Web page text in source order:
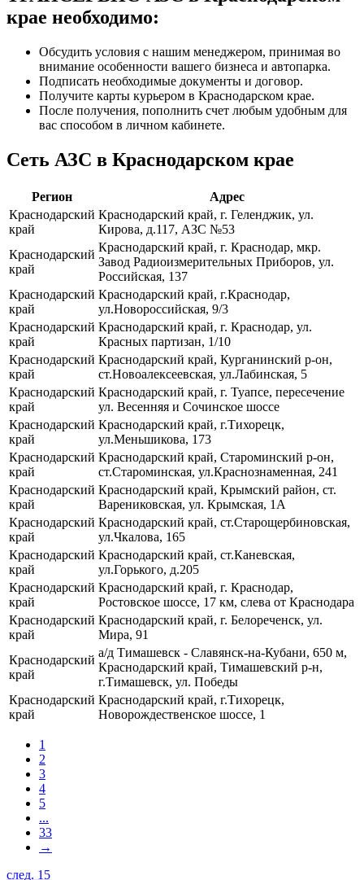
крае необходимо:
Обсудить условия с нашим менеджером, принимая во
внимание особенности вашего бизнеса и автопарка.
Подписать необходимые документы и договор.
Получите карты курьером в Краснодарском крае.
После получения, пополнить счет любым удобным для
вас способом в личном кабинете.
Сеть АЗС в Краснодарском крае
Регион
Адрес
Краснодарский
край
Краснодарский край, г. Геленджик, ул.
Кирова, д.117, АЗС №53
Краснодарский
край
Краснодарский край, г. Краснодар, мкр.
Завод Радиоизмерительных Приборов, ул.
Российская, 137
Краснодарский
край
Краснодарский край, г.Краснодар,
ул.Новороссийская, 9/3
Краснодарский
край
Краснодарский край, г. Краснодар, ул.
Красных партизан, 1/10
Краснодарский
край
Краснодарский край, Курганинский р-он,
ст.Новоалексеевская, ул.Лабинская, 5
Краснодарский
край
Краснодарский край, г. Туапсе, пересечение
ул. Весенняя и Сочинское шоссе
Краснодарский
край
Краснодарский край, г.Тихорецк,
ул.Меньшикова, 173
Краснодарский
край
Краснодарский край, Староминский р-он,
ст.Староминская, ул.Краснознаменная, 241
Краснодарский
край
Краснодарский край, Крымский район, ст.
Варениковская, ул. Крымская, 1А
Краснодарский
край
Краснодарский край, ст.Старощербиновская,
ул.Чкалова, 165
Краснодарский
край
Краснодарский край, ст.Каневская,
ул.Горького, д.205
Краснодарский
край
Краснодарский край, г. Краснодар,
Ростовское шоссе, 17 км, слева от Краснодара
Краснодарский
край
Краснодарский край, г. Белореченск, ул.
Мира, 91
Краснодарский
край
а/д Тимашевск - Славянск-на-Кубани, 650 м,
Краснодарский край, Тимашевский р-н,
г.Тимашевск, ул. Победы
Краснодарский
край
Краснодарский край, г.Тихорецк,
Новорождественское шоссе, 1
1
2
3
4
5
...
33
→
след. 15